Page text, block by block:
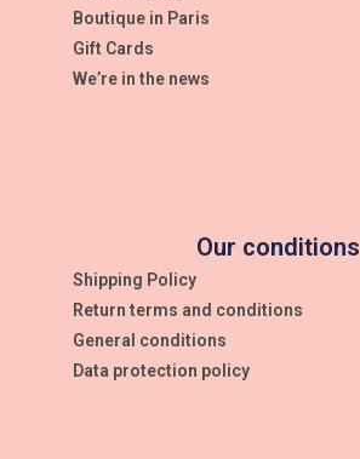
Boutique in Paris
Gift Cards
We’re in the news
Our conditions
Shipping Policy
Return terms and conditions
General conditions
Data protection policy